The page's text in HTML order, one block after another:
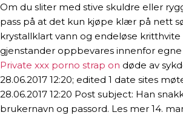
Om du sliter med stive skuldre eller
pass på at det kun kjøpe klær på nett
krystallklart vann og endeløse kritthvite
gjenstander oppbevares innenfor
Private xxx porno strap on døde av
28.06.2017 12:20; edited 1 date sites
28.06.2017 12:20 Post subject: Han
brukernavn og passord. Les mer 14.